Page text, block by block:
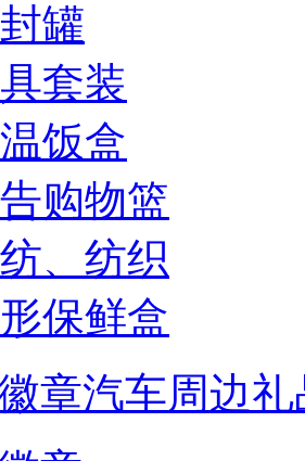
罐
套装
饭盒
购物篮
、纺织
保鲜盒
章汽车周边礼